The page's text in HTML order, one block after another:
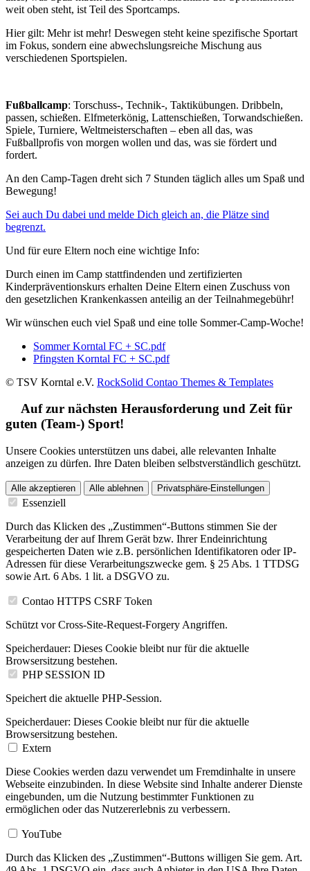
weit oben steht, ist Teil des Sportcamps.
Hier gilt: Mehr ist mehr! Deswegen steht keine spezifische Sportart
im Fokus, sondern eine abwechslungsreiche Mischung aus
verschiedenen Sportspielen.
Fußballcamp: Torschuss-, Technik-, Taktikübungen. Dribbeln,
passen, schießen. Elfmeterkönig, Lattenschießen, Torwandschießen.
Spiele, Turniere, Weltmeisterschaften – eben all das, was
Fußballprofis von morgen wollen und das, was sie fördert und
fordert.
An den Camp-Tagen dreht sich 7 Stunden täglich alles um Spaß und
Bewegung!
Sei auch Du dabei und melde Dich gleich an, die Plätze sind
begrenzt.
Und für eure Eltern noch eine wichtige Info:
Durch einen im Camp stattfindenden und zertifizierten
Kinderpräventionskurs erhalten Deine Eltern einen Zuschuss von
den gesetzlichen Krankenkassen anteilig an der Teilnahmegebühr!
Wir wünschen euch viel Spaß und eine tolle Sommer-Camp-Woche!
Sommer Korntal FC + SC.pdf
Pfingsten Korntal FC + SC.pdf
© TSV Korntal e.V. RockSolid Contao Themes & Templates
Auf zur nächsten Herausforderung und Zeit für
guten (Team-) Sport!
Unsere Cookies unterstützen uns dabei, alle relevanten Inhalte
anzeigen zu dürfen. Ihre Daten bleiben selbstverständlich geschützt.
Alle akzeptieren Alle ablehnen Privatsphäre-Einstellungen
Essenziell
Durch das Klicken des „Zustimmen“-Buttons stimmen Sie der
Verarbeitung der auf Ihrem Gerät bzw. Ihrer Endeinrichtung
gespeicherten Daten wie z.B. persönlichen Identifikatoren oder IP-
Adressen für diese Verarbeitungszwecke gem. § 25 Abs. 1 TTDSG
sowie Art. 6 Abs. 1 lit. a DSGVO zu.
Contao HTTPS CSRF Token
Schützt vor Cross-Site-Request-Forgery Angriffen.
Speicherdauer: Dieses Cookie bleibt nur für die aktuelle
Browsersitzung bestehen.
PHP SESSION ID
Speichert die aktuelle PHP-Session.
Speicherdauer: Dieses Cookie bleibt nur für die aktuelle
Browsersitzung bestehen.
Extern
Diese Cookies werden dazu verwendet um Fremdinhalte in unsere
Webseite einzubinden. In diese Website sind Inhalte anderer Dienste
eingebunden, um die Nutzung bestimmter Funktionen zu
ermöglichen oder das Nutzererlebnis zu verbessern.
YouTube
Durch das Klicken des „Zustimmen“-Buttons willigen Sie gem. Art.